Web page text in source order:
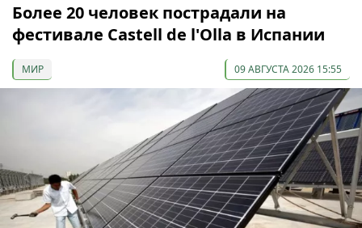
Более 20 человек пострадали на
фестивале Castell de l'Olla в Испании
МИР 09 АВГУСТА 2026 15:55